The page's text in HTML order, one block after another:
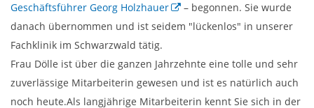
Geschäftsführer Georg Holzhauer
– begonnen. Sie wurde
danach übernommen und ist seidem "lückenlos" in unserer
Fachklinik im Schwarzwald tätig.
Frau Dölle ist über die ganzen Jahrzehnte eine tolle und sehr
zuverlässige Mitarbeiterin gewesen und ist es natürlich auch
noch heute.Als langjährige Mitarbeiterin kennt Sie sich in der